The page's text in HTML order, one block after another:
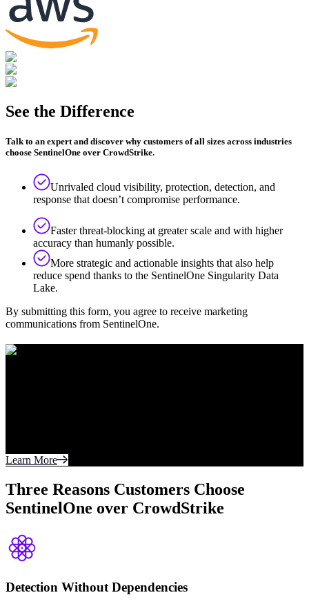
See the Difference
Talk to an expert and discover why customers of all sizes across industries
choose SentinelOne over CrowdStrike.
Unrivaled cloud visibility, protection, detection, and
response that doesn’t compromise performance.
Faster threat-blocking at greater scale and with higher
accuracy than humanly possible.
More strategic and actionable insights that also help
reduce spend thanks to the SentinelOne Singularity Data
Lake.
By submitting this form, you agree to receive marketing
communications from SentinelOne.
A Leader.
Learn More
Three Reasons Customers Choose
SentinelOne over CrowdStrike
Detection Without Dependencies